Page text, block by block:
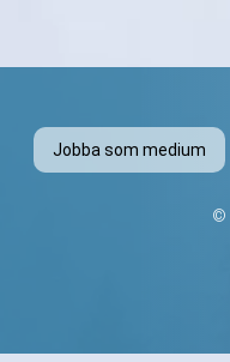
Jobba som medium
©